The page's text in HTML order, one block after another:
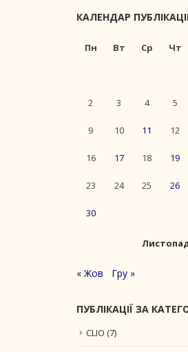
КАЛЕНДАР
Пн Вт Ср Чт
2 3 4 5
9 10 11 12
16 17 18 19
23 24 25 26
30
« Жов Гру »
ПУБЛІКАЦІЇ ЗА
CLIO (7)